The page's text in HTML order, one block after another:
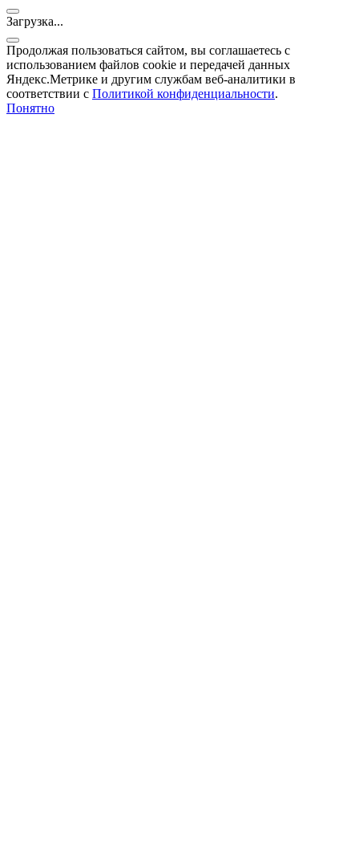
Загрузка...
Продолжая пользоваться сайтом, вы соглашаетесь с
использованием файлов cookie и передачей данных
Яндекс.Метрике и другим службам веб-аналитики в
соответствии с Политикой конфиденциальности.
Понятно